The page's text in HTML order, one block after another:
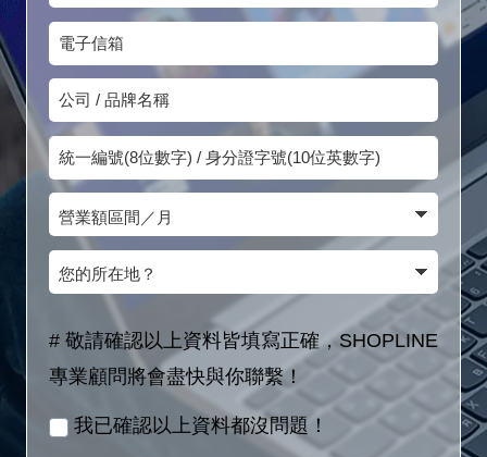
字
話
號
碼
電
子
信
箱
公
司
/
品
牌
名
統
一
編
號
(8
/
營
業
額
間
／
月
您
的
所
在
# 敬請確認以上資料皆填寫正確，SHOPLINE
專業顧問將會盡快與你聯繫！
我已確認以上資料都沒問題！